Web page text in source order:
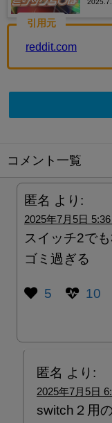
引用元
reddit.com
コメント一覧
匿名 より:
2025年7月5日 5:36
スイッチ2で
ゴミ過ぎる
5 10
匿名 より:
2025年7月5日
switch２用